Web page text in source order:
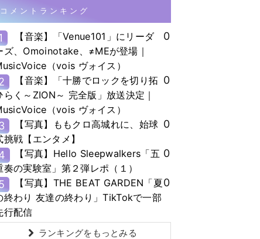
コメントランキング
【音楽】「Venue101」にリーダ
ズ、Omoinotake、≠MEが登場｜
（vois ヴォイス）
0
【音楽】「十勝でロックを切り拓
らく～ZION～ 完全版」放送決定｜
（vois ヴォイス）
0
【写真】ももクロ高城れに、始球
挑戦【エンタメ】
0
【写真】Hello Sleepwalkers「五
奏の実験室」第２弾レポ（１）
0
【写真】THE BEAT GARDEN「夏
終わり 友達の終わり」TikTokで一部
行配信
0
ランキングをもっとみる